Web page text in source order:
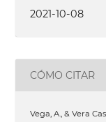
2021-10-08
CÓMO CITAR
Vega, A., & Vera